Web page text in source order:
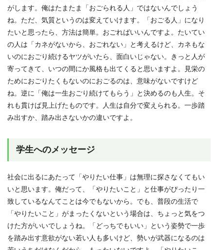
がします。俺はたまたま「おごられる人」ではないんでしょう
ね。ただ、気質というのは変えていけます。「おごる人」になり
たいと思ったら、方法は簡単。おごればいいんですよ。たいてい
の人は「カネがないから、おごれない」と考えるけど、カネもな
いのにおごり続けるヤツがいたら、面白いじゃない。きっと人が
寄ってきて、いつの間にか風格も出てくると思いますよ。見栄の
ためにおごりたくもないのにおごるのは、意味がないですけど
ね。逆に「俺は一生おごり続けてもらう」と決めるのも人生。そ
れも貫けば見上げたものです。人生は自分で変えられる。一歩踏
み出すか、踏み出さないかの違いですよ。
学生へのメッセージ
社会に出るにあたって「やりたい仕事」は無理に探さなくてもい
いと思います。俺だって、「やりたいこと」と仕事がぴったり一
致しているなんてことは今でもないから。でも、普段の生活で
「やりたいこと」がまったくないという場合は、ちょっと気をつ
けた方がいいでしょうね。「どっちでもいい」という姿勢で一歩
を踏み出す意欲がない若い人も多いけど、勢いが武器になるのは